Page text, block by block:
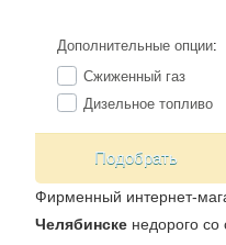
Дополнительные опции:
Сжиженный газ
Дизельное топливо
Подобрать
Фирменный интернет-
Челябинске недорого